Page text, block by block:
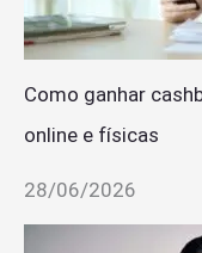
Como ganhar
online e físicas
28/06/2026